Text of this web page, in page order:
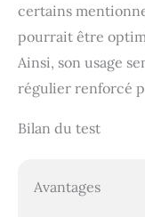
certains
pourrait être
Ainsi, son usage
régulier renforcé
Bilan du test
Avantages